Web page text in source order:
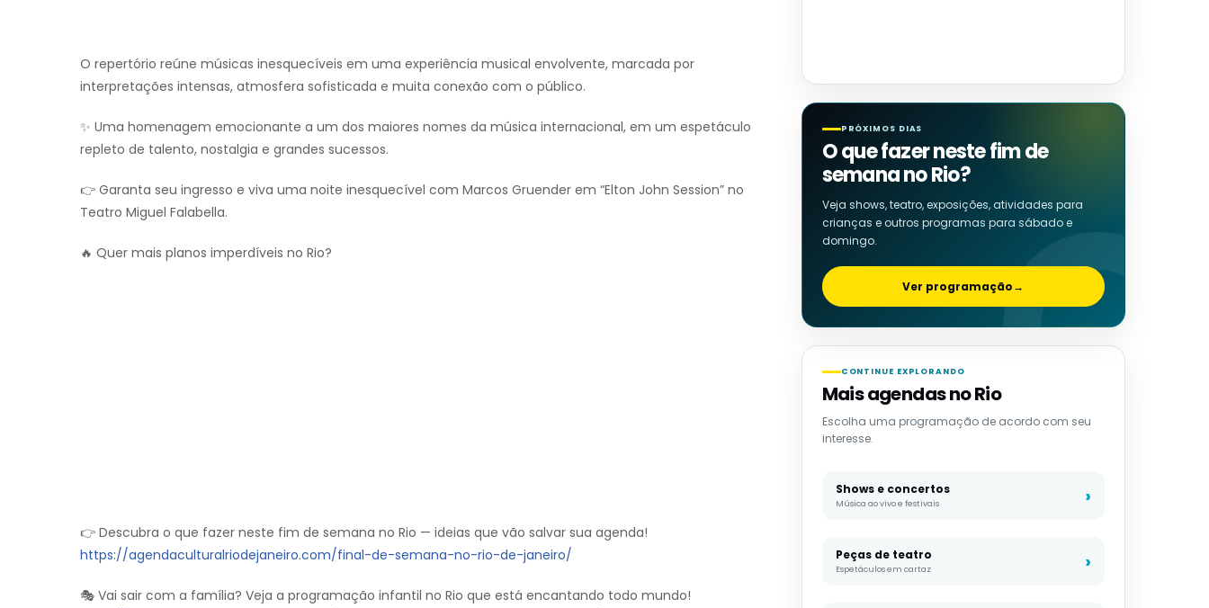
O repertório reúne músicas inesquecíveis em uma experiência musical envolvente, marcada por
interpretações intensas, atmosfera sofisticada e muita conexão com o público.
✨ Uma homenagem emocionante a um dos maiores nomes da música internacional, em um espetáculo
repleto de talento, nostalgia e grandes sucessos.
👉 Garanta seu ingresso e viva uma noite inesquecível com Marcos Gruender em “Elton John Session” no
Teatro Miguel Falabella.
🔥 Quer mais planos imperdíveis no Rio?
👉 Descubra o que fazer neste fim de semana no Rio — ideias que vão salvar sua agenda!
https://agendaculturalriodejaneiro.com/final-de-semana-no-rio-de-janeiro/
🎭 Vai sair com a família? Veja a programação infantil no Rio que está encantando todo mundo!
PRÓXIMOS DIAS
O que fazer neste fim de
semana no Rio?
Veja shows, teatro, exposições, atividades para
crianças e outros programas para sábado e
domingo.
Ver programação→
CONTINUE EXPLORANDO
Mais agendas no Rio
Escolha uma programação de acordo com seu
interesse.
Shows e concertos
Música ao vivo e festivais
Peças de teatro
Espetáculos em cartaz